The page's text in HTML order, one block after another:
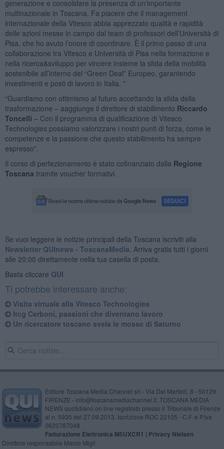
generazione e consolidare la presenza di un'importante
multinazionale in Toscana. Fa piacere che il management
internazionale della Vitesco abbia apprezzato qualità e rapidità
delle azioni messe in campo dal team di professori dell’Università di
Pisa, che ho avuto l’onore di coordinare. È il primo passo di una
collaborazione tra Vitesco e Università di Pisa nella formazione e
nella ricerca&sviluppo per vincere insieme la sfida della mobilità
sostenibile all’interno del “Green Deal” Europeo, garantendo
investimenti e posti di lavoro in Italia. "
“Guardiamo con ottimismo al futuro accettando la sfida della
trasformazione – aaggiunge il direttore di stabilimento Riccardo
Toncelli – Con il programma di qualificazione di Vitesco
Technologies possiamo valorizzare i nostri punti di forza, come le
competenze e la passione che questo stabilimento ha sempre
espresso".
Il corso di perfezionamento è stato cofinanziato dalla Regione
Toscana tramite voucher formativi.
Se vuoi leggere le notizie principali della Toscana iscriviti alla
Newsletter QUInews - ToscanaMedia. Arriva gratis tutti i giorni
alle 20:00 direttamente nella tua casella di posta.
Basta cliccare QUI
Ti potrebbe interessare anche:
Visita virtuale alla Vitesco Technologies
Itcg Cerboni, passioni che diventano lavoro
Un ricercatore toscano svela le mosse di Saturno
Editore Toscana Media Channel srl - Via Dei Martelli, 8 - 50129
FIRENZE - info@toscanamediachannel.it. TOSCANA MEDIA
NEWS quotidiano on line registrato presso il Tribunale di Firenze
al n. 5935 del 27.09.2013. Iscrizione ROC 22105 - C.F. e P.Iva
0620787048
Fatturazione Elettronica M5UXCR1 | Privacy Nielsen
Direttore responsabile Marco Migli